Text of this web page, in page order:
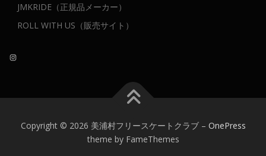
JMKRIDE（正規品メーカー）
ROLL WITH US（販売サイト）
Instagram
Copyright © 2026 美浦村フリースケートクラブ – OnePress
theme by FameThemes